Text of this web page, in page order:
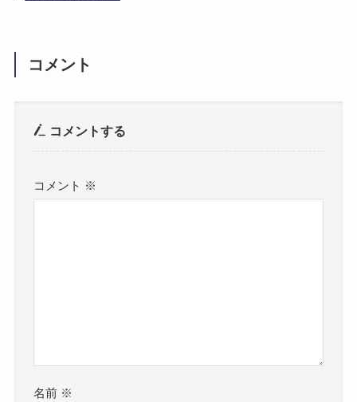
コメント
コメントする
コメント ※
名前 ※